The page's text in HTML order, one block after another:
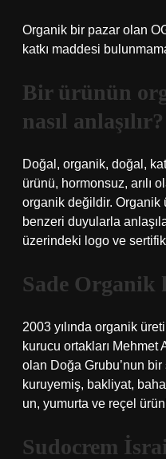
Organik bir pazar olan
katkı maddesi
Bir ürünün
nasıl anlaşılır?
Doğal, organik, doğal,
ürünü, hormonsuz, arılı
organik değildir. Organik
benzeri duyularla
üzerindeki logo ve
Sade Organik
2003 yılında organik
kurucu ortakları Mehmet
olan Doğa Grubu’nun
kuruyemiş, bakliyat,
un, yumurta ve reçel
Sudocrem